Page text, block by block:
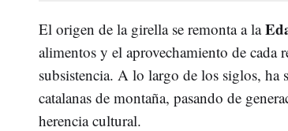
El origen de la girella se remonta a la
alimentos y el aprovechamiento de cada
subsistencia. A lo largo de los siglos, ha
catalanas de montaña, pasando de
herencia cultural.